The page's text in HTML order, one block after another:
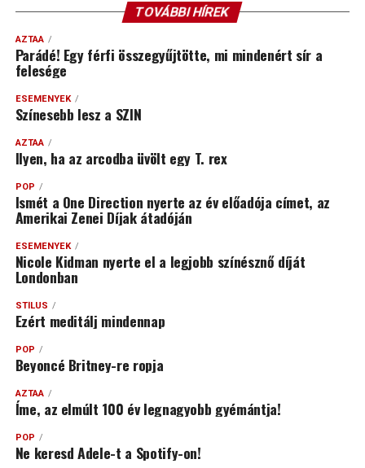
TOVÁBBI HÍREK
AZTAA
Parádé! Egy férfi összegyűjtötte, mi mindenért sír a
felesége
ESEMÉNYEK
Színesebb lesz a SZIN
AZTAA
Ilyen, ha az arcodba üvölt egy T. rex
POP
Ismét a One Direction nyerte az év előadója címet, az
Amerikai Zenei Díjak átadóján
ESEMÉNYEK
Nicole Kidman nyerte el a legjobb színésznő díját
Londonban
STÍLUS
Ezért meditálj mindennap
POP
Beyoncé Britney-re ropja
AZTAA
Íme, az elmúlt 100 év legnagyobb gyémántja!
POP
Ne keresd Adele-t a Spotify-on!